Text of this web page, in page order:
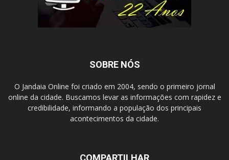
SOBRE NÓS
O Jandaia Online foi criado em 2004, sendo o primeiro jornal
online da cidade. Buscamos levar as informações com rapidez e
credibilidade, informando a população dos principais
acontecimentos da cidade.
COMPARTILHAR